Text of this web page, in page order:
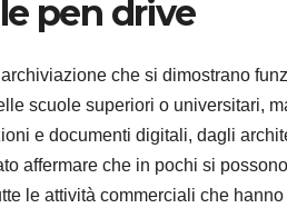
pen drive
che si dimostrano
scuole superiori o universitari,
e documenti digitali, dagli
affermare che in pochi si
le attività commerciali che